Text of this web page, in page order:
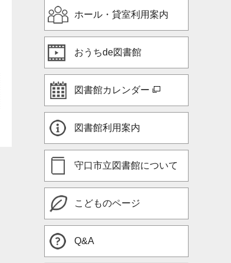
ホール・貸室利用案内
おうちde図書館
図書館カレンダー
図書館利用案内
守口市立図書館について
こどものページ
Q&A